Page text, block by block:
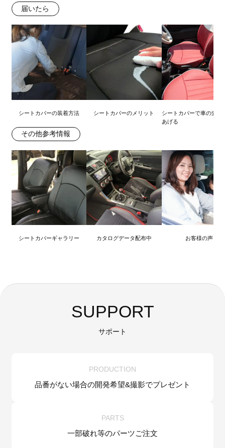
届いたら
シートカバーの装着方法 シートカバーのメリット
シートカバーで車の査定
あげる
その他参考情報
シートカバーギャラリー カタログデータ配布中 お客様の声
SUPPORT
サポート
PRODUCTION
品番がない場合の開発希望&撮影でプレゼント
PARTS
一部破れ等のパーツご注文